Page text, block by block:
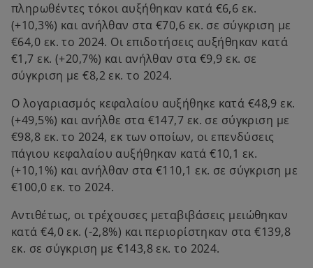
πληρωθέντες τόκοι αυξήθηκαν κατά €6,6 εκ.
(+10,3%) και ανήλθαν στα €70,6 εκ. σε σύγκριση με
€64,0 εκ. το 2024. Οι επιδοτήσεις αυξήθηκαν κατά
€1,7 εκ. (+20,7%) και ανήλθαν στα €9,9 εκ. σε
σύγκριση με €8,2 εκ. το 2024.
Ο λογαριασμός κεφαλαίου αυξήθηκε κατά €48,9 εκ.
(+49,5%) και ανήλθε στα €147,7 εκ. σε σύγκριση με
€98,8 εκ. το 2024, εκ των οποίων, οι επενδύσεις
πάγιου κεφαλαίου αυξήθηκαν κατά €10,1 εκ.
(+10,1%) και ανήλθαν στα €110,1 εκ. σε σύγκριση με
€100,0 εκ. το 2024.
Αντιθέτως, οι τρέχουσες μεταβιβάσεις μειώθηκαν
κατά €4,0 εκ. (-2,8%) και περιορίστηκαν στα €139,8
εκ. σε σύγκριση με €143,8 εκ. το 2024.